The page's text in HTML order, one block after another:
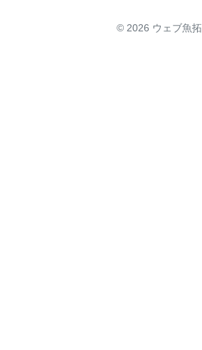
© 2026 ウェブ魚拓